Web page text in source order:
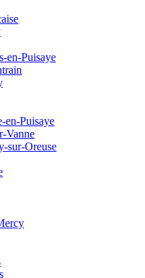
en-Puisaye
en-Puisaye
Vanne
sur-Oreuse